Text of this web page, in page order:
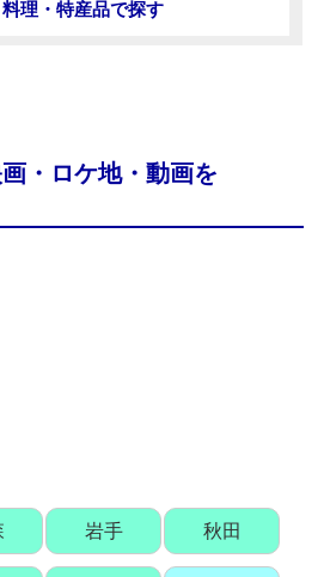
理・特産品で探す
・ロケ地・動画を
岩手 秋田